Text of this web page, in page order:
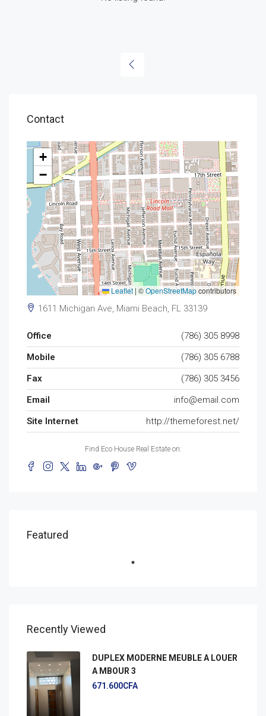
Contact
+
−
Leaflet|©OpenStreetMapcontributors
1611 Michigan Ave, Miami Beach, FL 33139
Office
(786) 305 8998
Mobile
(786) 305 6788
Fax
(786) 305 3456
Email
info@email.com
Site Internet
http://themeforest.net/
Find Eco House Real Estate on:
Featured
Recently Viewed
DUPLEX MODERNE MEUBLE A LOUER
A MBOUR 3
671.600CFA